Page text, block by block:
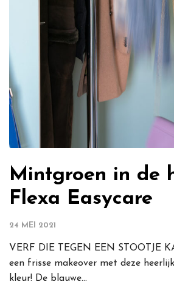
Mintgroen in de
Flexa Easycare
24 MEI 2021
VERF DIE TEGEN EEN STOOTJE
een frisse makeover met deze
kleur! De blauwe...